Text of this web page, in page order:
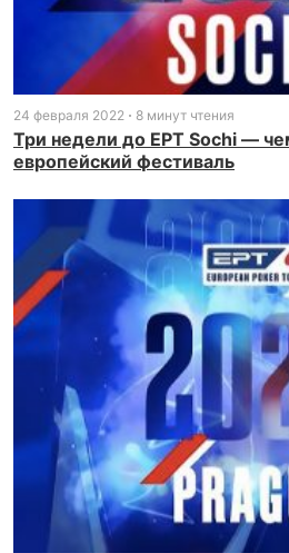
24 февраля 2022 8 минут чтения
Три недели до EPT Sochi —
европейский фестиваль